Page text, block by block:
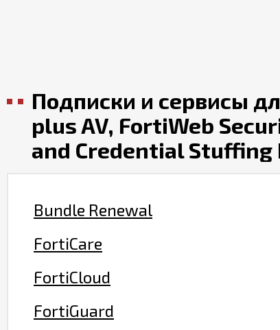
Подписки и сервисы
plus AV, FortiWeb
and Credential Stuffing
Bundle Renewal
FortiCare
FortiCloud
FortiGuard